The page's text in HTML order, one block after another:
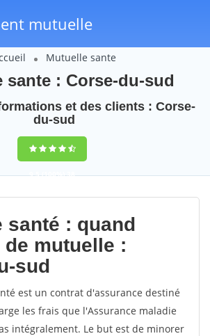
mutuelle
Mutuelle sante
sante : Corse-du-sud
et des clients : Corse-
du-sud
9,5(100%)38
votes
santé : quand
mutuelle :
sud
est un contrat d'assurance destiné
les frais que l'Assurance maladie
intégralement. Le but est de minorer